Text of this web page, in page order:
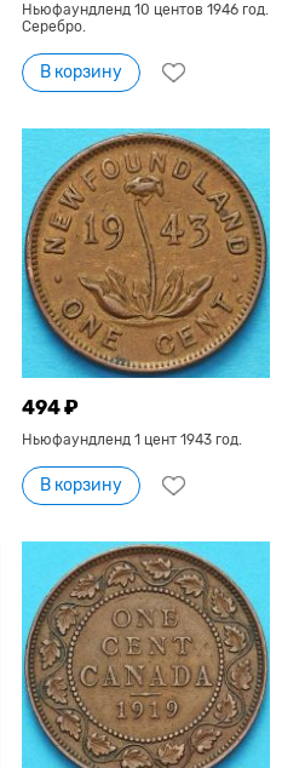
Ньюфаундленд 10 центов 1946 год.
Серебро.
В корзину
494 ₽
Ньюфаундленд 1 цент 1943 год.
В корзину